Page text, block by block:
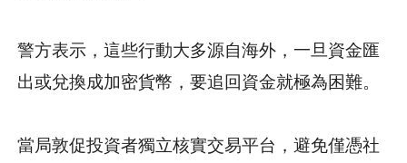
警方表示，這些行動大多源自海外，一旦資金匯
出或兌換成加密貨幣，要追回資金就極為困難。
當局敦促投資者獨立核實交易平台，避免僅憑社